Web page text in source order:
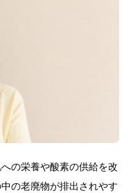
の栄養や酸素の供給を改
の老廃物が排出されやす